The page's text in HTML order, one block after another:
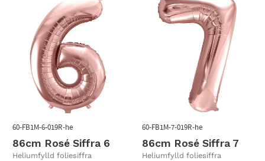
86cm Rosé Siffra 6
Heliumfylld foliesiffra
60-FB1M-6-019R-he
86cm Rosé Siffra 7
Heliumfylld foliesiffra
60-FB1M-7-019R-he